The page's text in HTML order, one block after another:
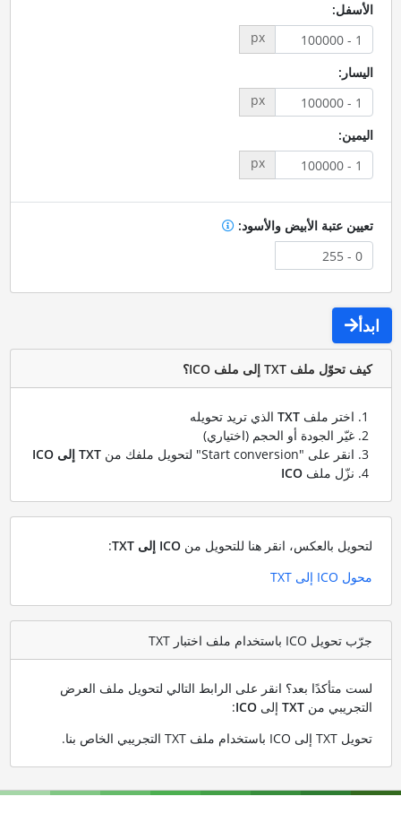
الأسفل:
px
اليسار:
px
اليمين:
px
تعيين عتبة الأبيض والأسود:
ابدأ
كيف تحوّل ملف TXT إلى ملف ICO؟
اختر ملف TXTالذي تريد تحويله
غيّر الجودة أو الحجم (اختياري)
انقر على "Start conversion" لتحويل ملفك من
TXT إلى ICO
نزّل ملف ICO
لتحويل بالعكس، انقر هنا للتحويل من ICO إلى TXT
:
محول ICO إلى TXT
جرّب تحويل ICO باستخدام ملف اختبار TXT
لست متأكدًا بعد؟ انقر على الرابط التالي لتحويل ملف العرض
التجريبي من TXTإلى ICO
:
تحويل TXT إلى ICO باستخدام ملف TXT التجريبي الخاص بنا
.